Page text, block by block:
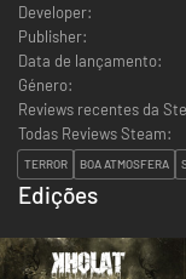
Developer:
Publisher:
Data de lançamento:
Género:
Reviews recentes da
Todas Reviews Steam:
TERROR BOA ATMOSFERA
Edições